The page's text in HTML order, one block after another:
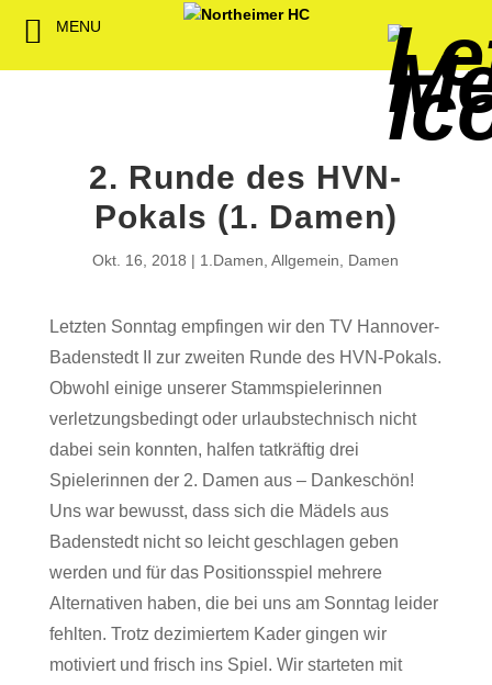
2. Runde des HVN-
Pokals (1. Damen)
Okt. 16, 2018 1.Damen ,Allgemein Damen
Letzten Sonntag empfingen wir den TV Hannover-
Badenstedt II zur zweiten Runde des HVN-Pokals.
Obwohl einige unserer Stammspielerinnen
verletzungsbedingt oder urlaubstechnisch nicht
dabei sein konnten, halfen tatkräftig drei
Spielerinnen der 2. Damen aus – Dankeschön!
Uns war bewusst, dass sich die Mädels aus
Badenstedt nicht so leicht geschlagen geben
werden und für das Positionsspiel mehrere
Alternativen haben, die bei uns am Sonntag leider
fehlten. Trotz dezimiertem Kader gingen wir
motiviert und frisch ins Spiel. Wir starteten mit
MENU
Back Back
1. Herren
2. Herren
Back
Weibliche
Spielbetrieb
Back
NHC
Back
Spieltagssponsoren
Jobbörse
Hallenheft
Back
Back Back
Vorstand
Satzung
FWD
Back
Back
Download
Kooperationen
Termine
Intern
Back